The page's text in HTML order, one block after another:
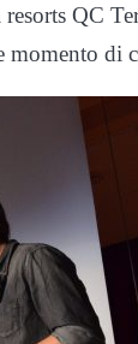
QC
di